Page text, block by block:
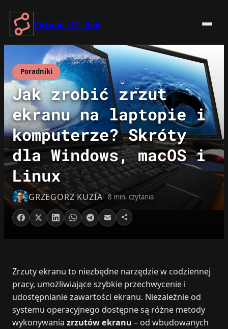
Przejdź
treści
Poland IT Hub
Poradniki
Jak zrobić zrzut
ekranu na laptopie i
komputerze? Skróty
dla Windows, macOS i
Linux
GRZEGORZ KUZIA 8 min. czytania
Zrzuty ekranu to niezbędne narzędzie w codziennej
pracy, umożliwiające szybkie przechwycenie i
udostępnianie zawartości ekranu. Niezależnie od
systemu operacyjnego dostępne są różne metody
wykonywania zrzutów ekranu – od wbudowanych